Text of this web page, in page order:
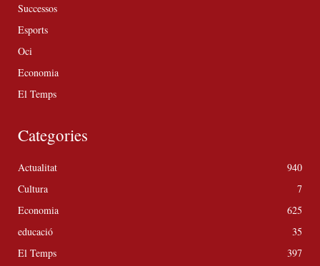
Successos
Esports
Oci
Economia
El Temps
Categories
Actualitat
940
Cultura
7
Economia
625
educació
35
El Temps
397